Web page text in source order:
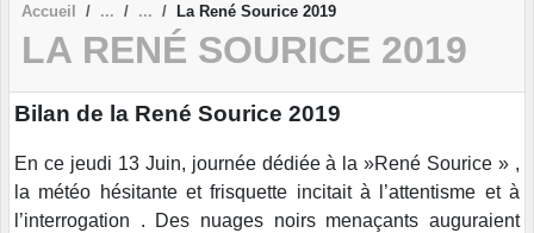
Accueil La René Sourice 2019
LA RENÉ SOURICE 2019
Bilan de la René Sourice 2019
En ce jeudi 13 Juin, journée dédiée à la »René Sourice » ,
la météo hésitante et frisquette incitait à l’attentisme et à
l’interrogation . Des nuages noirs menaçants auguraient